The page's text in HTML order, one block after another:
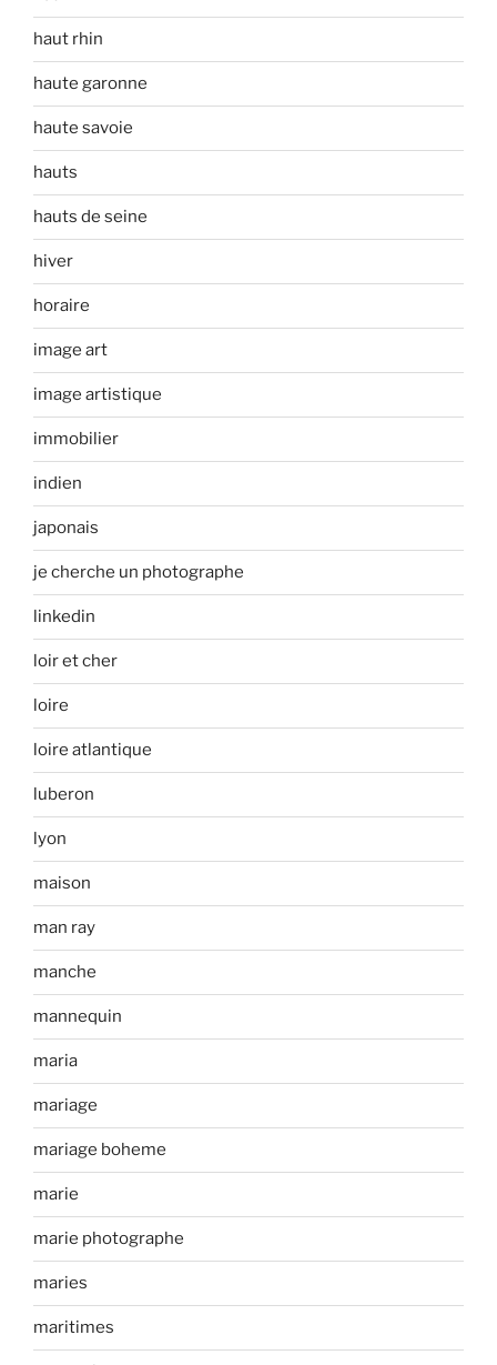
haut rhin
haute garonne
haute savoie
hauts
hauts de seine
hiver
horaire
image art
image artistique
immobilier
indien
japonais
je cherche un photographe
linkedin
loir et cher
loire
loire atlantique
luberon
lyon
maison
man ray
manche
mannequin
maria
mariage
mariage boheme
marie
marie photographe
maries
maritimes